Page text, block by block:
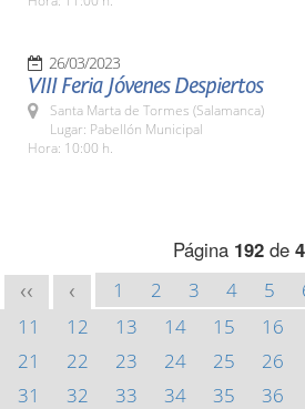
26/03/2023
VIII Feria Jóvenes Despiertos
Santa Marta de Tormes (Salamanca)
Lugar: Pabellón Municipal
Hora: 10:00 h.
Página 192de
<< < 1 2 3 4 5
11
12 13 14 15 16
21
22 23 24 25 26
31
32 33 34 35 36